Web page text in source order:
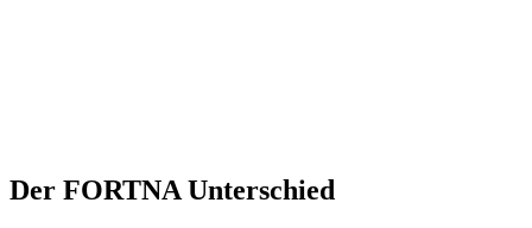
Der FORTNA Unterschied